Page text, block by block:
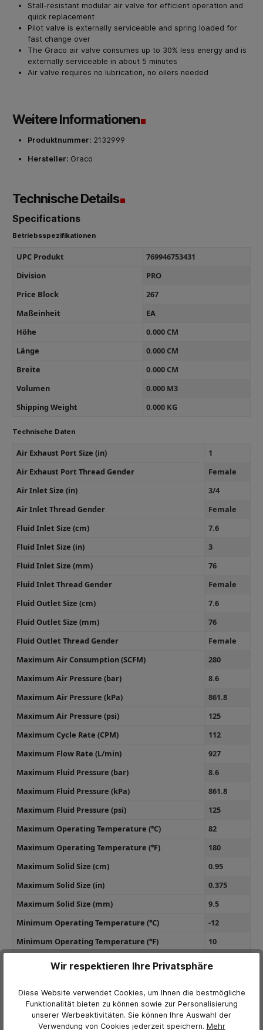
Stall-resistant modular air valve for efficient operation and
quick replacement
Pilot valve is externally serviceable and spring loaded for
fast change over
The Graco air valve consumes up to 30% less energy and is
externally serviceable in about 5 minutes
Air valve requires no lubrication, no oilers needed
Weitere Informationen
Produktnummer: 2132999
Hersteller: Graco
Technische Details
Specifications
Betriebsspezifikationen
UPC Produkt
769946753431
Division
PRO
Price Block
267
Maßeinheit
EA
Höhe
0.000 CM
Länge
0.000 CM
Breite
0.000 CM
Volumen
0.000 M3
Shipping Weight
0.000 KG
Technische Daten
Air Exhaust Port Size (in)
1
Air Exhaust Port Thread Gender
Female
Air Inlet Size (in)
3/4
Air Inlet Thread Gender
Female
Fluid Inlet Size (cm)
7.6
Fluid Inlet Size (in)
3
Fluid Inlet Size (mm)
76
Fluid Inlet Thread Gender
Female
Fluid Outlet Size (cm)
7.6
Fluid Outlet Size (mm)
76
Fluid Outlet Thread Gender
Female
Maximum Air Consumption (SCFM)
280
Maximum Air Pressure (bar)
8.6
Maximum Air Pressure (kPa)
861.8
Maximum Air Pressure (psi)
125
Maximum Cycle Rate (CPM)
112
Maximum Flow Rate (L/min)
927
Maximum Fluid Pressure (bar)
8.6
Maximum Fluid Pressure (kPa)
861.8
Maximum Fluid Pressure (psi)
125
Maximum Operating Temperature (°C)
82
Maximum Operating Temperature (°F)
180
Maximum Solid Size (cm)
0.95
Maximum Solid Size (in)
0.375
Maximum Solid Size (mm)
9.5
Minimum Operating Temperature (°C)
-12
Minimum Operating Temperature (°F)
10
Series
3250
Maximum Fluid Pressure (MPa)
0.86
Wir respektieren Ihre Privatsphäre
Diese Website verwendet Cookies, um Ihnen die bestmögliche
Funktionalität bieten zu können sowie zur Personalisierung
unserer Werbeaktivitäten. Sie können Ihre Auswahl der
Verwendung von Cookies jederzeit speichern. Mehr